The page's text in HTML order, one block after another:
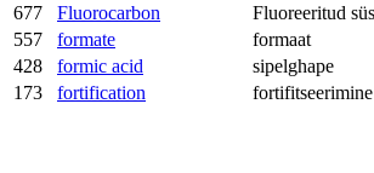
677
Fluorocarbon Fluoreeritud
557
formate formaat
428
formic acid sipelghape
173
fortification fortifitseerimine